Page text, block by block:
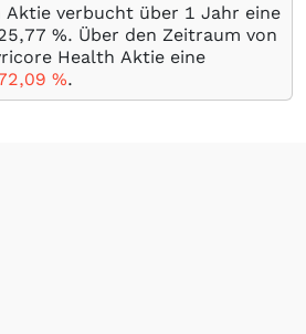
Aktie verbucht über 1 Jahr eine
%. Über den Zeitraum von
Health Aktie eine
%.